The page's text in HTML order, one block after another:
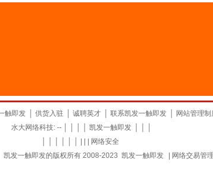
触即发 供货入驻 诚聘英才 联系凯发一触即发 网站管理制
水大网络科技: -- │ │ │ │ 凯发一触即发
网络安全
凯发一触即发的版权所有 2008-2023 凯发一触即发 网络交易管